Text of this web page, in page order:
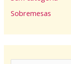
Sobremesas